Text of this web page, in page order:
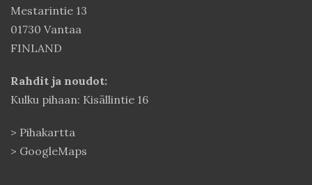
Mestarintie 13
01730 Vantaa
FINLAND
Rahdit ja noudot:
Kulku pihaan: Kisällintie 16
> Pihakartta
> GoogleMaps